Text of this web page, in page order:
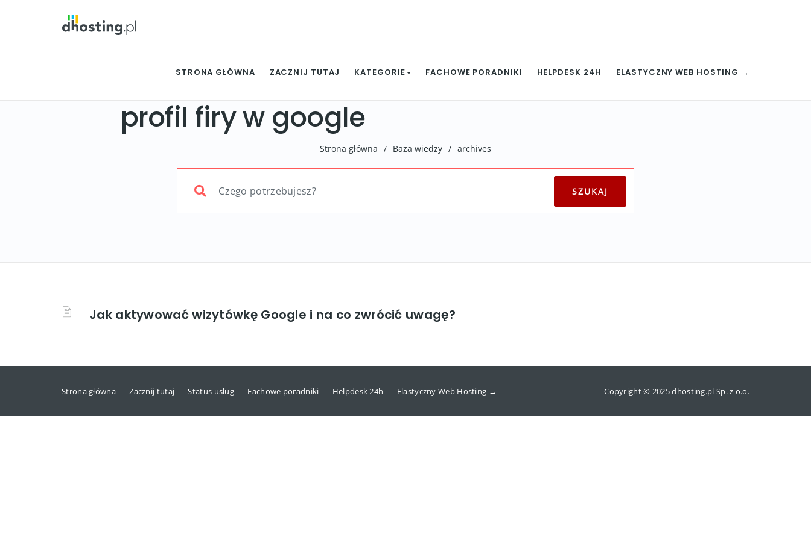
STRONA GŁÓWNA ZACZNIJ TUTAJ KATEGORIE FACHOWE PORADNIKI HELPDESK 24H ELASTYCZNY WEB HOSTING →
profil firy w google
Strona główna / Baza wiedzy / archives
Jak aktywować wizytówkę Google i na co zwrócić uwagę?
Strona główna Zacznij tutaj Status usług Fachowe poradniki Helpdesk 24h Elastyczny Web Hosting → Copyright © 2025 dhosting.pl Sp. z o.o.